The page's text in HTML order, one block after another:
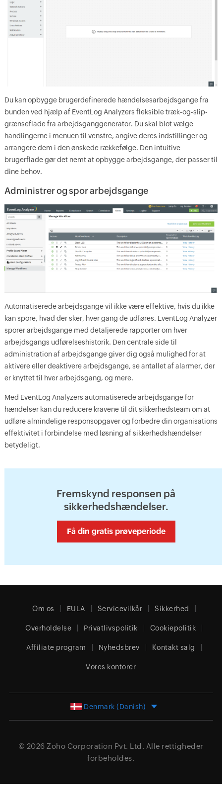
Du kan opbygge brugerdefinerede hændelsesarbejdsgange fra
bunden ved hjælp af EventLog Analyzers fleksible træk-og-slip-
grænseflade fra arbejdsganggenerator. Du skal blot vælge
handlingerne i menuen til venstre, angive deres indstillinger og
arrangere dem i den ønskede rækkefølge. Den intuitive
brugerflade gør det nemt at opbygge arbejdsgange, der passer til
dine behov.
Administrer og spor arbejdsgange
Automatiserede arbejdsgange vil ikke være effektive, hvis du ikke
kan spore, hvad der sker, hver gang de udføres. EventLog Analyzer
sporer arbejdsgange med detaljerede rapporter om hver
arbejdsgangs udførelseshistorik. Den centrale side til
administration af arbejdsgange giver dig også mulighed for at
aktivere eller deaktivere arbejdsgange, se antallet af alarmer, der
er knyttet til hver arbejdsgang, og mere.
Med EventLog Analyzers automatiserede arbejdsgange for
hændelser kan du reducere kravene til dit sikkerhedsteam om at
udføre almindelige responsopgaver og forbedre din organisations
effektivitet i forbindelse med løsning af sikkerhedshændelser
betydeligt.
Fremskynd responsen på
sikkerhedshændelser.
Få din gratis prøveperiode
Om os EULA Servicevilkår Sikkerhed
Overholdelse Privatlivspolitik Cookiepolitik
Affiliate program Nyhedsbrev Kontakt salg
Vores kontorer
Denmark (Danish)
© 2026 Zoho Corporation Pvt. Ltd. Alle rettigheder
forbeholdes.